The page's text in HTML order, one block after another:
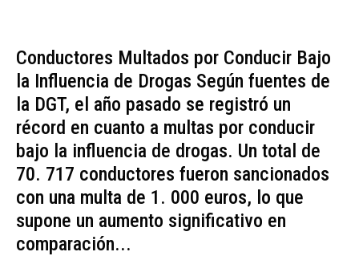
Conductores Multados por Conducir Bajo
la Influencia de Drogas Según fuentes de
la DGT, el año pasado se registró un
récord en cuanto a multas por conducir
bajo la influencia de drogas. Un total de
70. 717 conductores fueron sancionados
con una multa de 1. 000 euros, lo que
supone un aumento significativo en
comparación...